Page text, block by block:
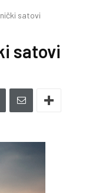
satovi
satovi